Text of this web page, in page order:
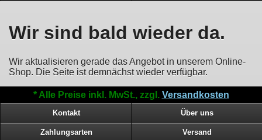
Wir sind bald wieder da.
Wir aktualisieren gerade das Angebot in unserem Online-
Shop. Die Seite ist demnächst wieder verfügbar.
* Alle Preise inkl. MwSt., zzgl. Versandkosten
Kontakt Über uns
Zahlungsarten Versand